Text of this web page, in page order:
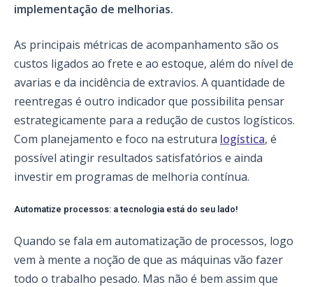
implementação de melhorias.
As principais métricas de acompanhamento são os
custos ligados ao frete e ao estoque, além do nível de
avarias e da incidência de extravios. A quantidade de
reentregas é outro indicador que possibilita pensar
estrategicamente para a redução de custos logísticos.
Com planejamento e foco na estrutura logística, é
possível atingir resultados satisfatórios e ainda
investir em programas de melhoria contínua.
Automatize processos: a tecnologia está do seu lado!
Quando se fala em automatização de processos, logo
vem à mente a noção de que as máquinas vão fazer
todo o trabalho pesado. Mas não é bem assim que